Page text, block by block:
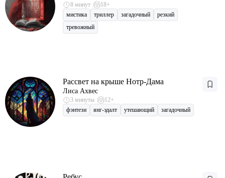
8 минут
18+
мистика
триллер загадочный
резкий
тревожный
Рассвет на крыше Нотр-Дама
Лиса Ахвес
3 минуты
12+
фэнтези
янг-эдалт утешающий загадочный